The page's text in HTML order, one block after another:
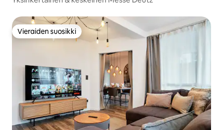
Vieraiden suosikki
Vieraiden suosikki